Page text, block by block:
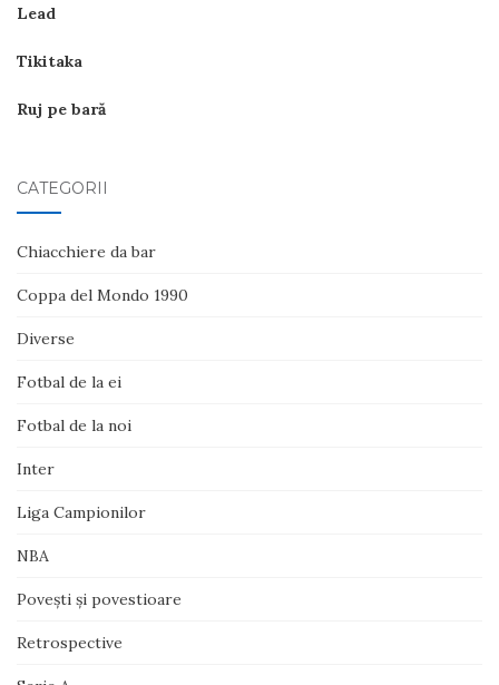
Lead
Tikitaka
Ruj pe bară
CATEGORII
Chiacchiere da bar
Coppa del Mondo 1990
Diverse
Fotbal de la ei
Fotbal de la noi
Inter
Liga Campionilor
NBA
Poveşti şi povestioare
Retrospective